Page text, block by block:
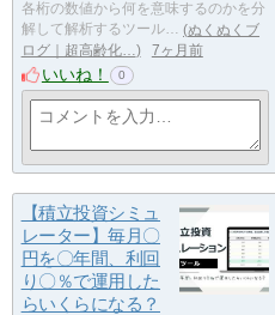
各桁の数値から何を意味するのかを分
解して解析するツール…
ぬくぬくブ
ログ｜超高齢化…
7ヶ月前
いいね！ 0
【積立投資シミュ
レーター】毎月〇
円を〇年間、利回
り〇％で運用した
らいくらになる？